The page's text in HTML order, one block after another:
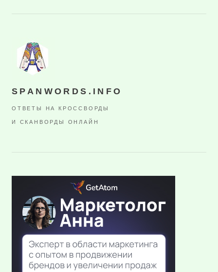
SPANWORDS.INFO
ОТВЕТЫ НА КРОССВОРДЫ
И СКАНВОРДЫ ОНЛАЙН